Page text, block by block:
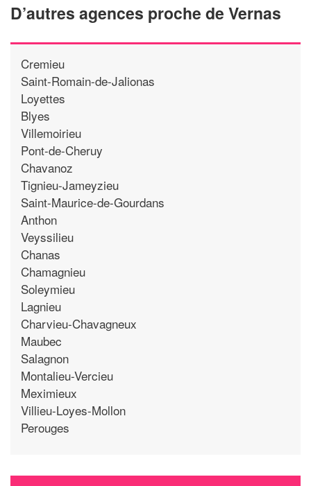
D’autres agences proche de Vernas
Cremieu
Saint-Romain-de-Jalionas
Loyettes
Blyes
Villemoirieu
Pont-de-Cheruy
Chavanoz
Tignieu-Jameyzieu
Saint-Maurice-de-Gourdans
Anthon
Veyssilieu
Chanas
Chamagnieu
Soleymieu
Lagnieu
Charvieu-Chavagneux
Maubec
Salagnon
Montalieu-Vercieu
Meximieux
Villieu-Loyes-Mollon
Perouges